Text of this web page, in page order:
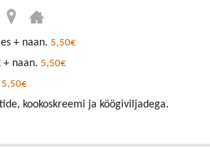
+ naan. 5,50€
+ naan. 5,50€
5,50€
kookoskreemi ja köögiviljadega.